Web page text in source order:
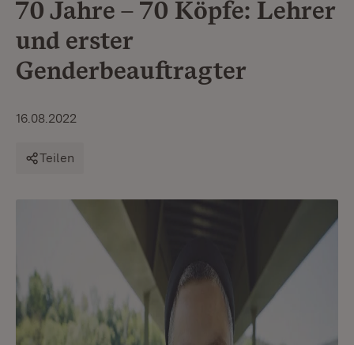
70 Jahre – 70 Köpfe: Lehrer
und erster
Genderbeauftragter
16.08.2022
Teilen